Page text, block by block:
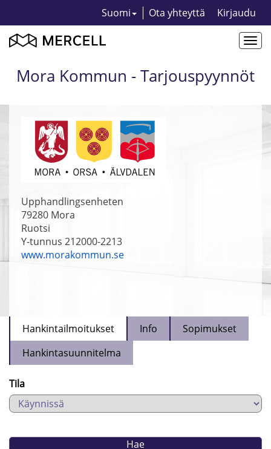
Suomi Ota yhteyttä Kirjaudu
Mora Kommun - Tarjouspyynnöt
Upphandlingsenheten
79280 Mora
Ruotsi
Y-tunnus 212000-2213
www.morakommun.se
Hankintailmoitukset Info
Sopimukset
Hankintasuunnitelma
Tila